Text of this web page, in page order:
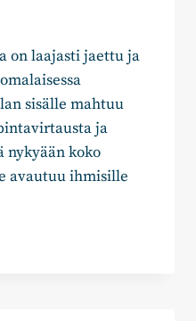
on laajasti jaettu ja
sisälle mahtuu
ja
nykyään koko
avautuu ihmisille